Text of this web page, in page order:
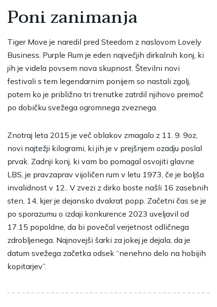
Poni zanimanja
Tiger Move je naredil pred Steedom z naslovom Lovely
Business. Purple Rum je eden največjih dirkalnih konj, ki
jih je videla povsem nova skupnost. Številni novi
festivali s tem legendarnim ponijem so nastali zgolj,
potem ko je približno tri trenutke zatrdil njihovo premoč
po dobičku svežega ogromnega zveznega.
Znotraj leta 2015 je več oblakov zmagalo z 11. 9. 9oz,
novi najtežji kilogrami, ki jih je v prejšnjem ozadju poslal
prvak. Zadnji konj, ki vam bo pomagal osvojiti glavne
LBS, je pravzaprav vijoličen rum v letu 1973, če je boljša
invalidnost v 12.. V zvezi z dirko boste našli 16 zasebnih
sten, 14, kjer je dejansko dvakrat popp. Začetni čas se je
po sporazumu o izdaji konkurence 2023 uveljavil od
17.15 popoldne, da bi povečal verjetnost odličnega
zdrobljenega. Najnovejši šarki za jokej je dejala, da je
datum svežega začetka odsek “nenehno delo na hobijih
kopitarjev”.